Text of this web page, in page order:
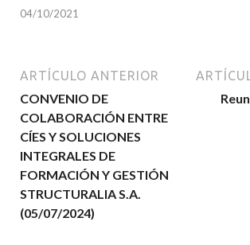
04/10/2021
ARTÍCULO ANTERIOR
CONVENIO DE
COLABORACIÓN ENTRE
CÍES Y SOLUCIONES
INTEGRALES DE
FORMACIÓN Y GESTIÓN
STRUCTURALIA S.A.
(05/07/2024)